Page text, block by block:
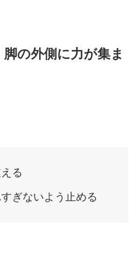
の外側に力が集ま
る
ぎないよう止める